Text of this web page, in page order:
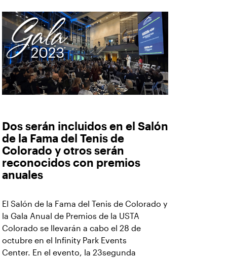
Dos serán incluidos en el Salón
de la Fama del Tenis de
Colorado y otros serán
reconocidos con premios
anuales
El Salón de la Fama del Tenis de Colorado y
la Gala Anual de Premios de la USTA
Colorado se llevarán a cabo el 28 de
octubre en el Infinity Park Events
Center. En el evento, la 23segunda